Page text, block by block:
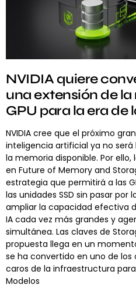
NVIDIA quiere
una extensión de
GPU para la era de
NVIDIA cree que el próximo
inteligencia artificial ya no
la memoria disponible. Por
en Future of Memory and
estrategia que permitirá a las
las unidades SSD sin pasar por
ampliar la capacidad efectiva
IA cada vez más grandes y
simultánea. Las claves de
propuesta llega en un
se ha convertido en uno de
caros de la infraestructura
Modelos